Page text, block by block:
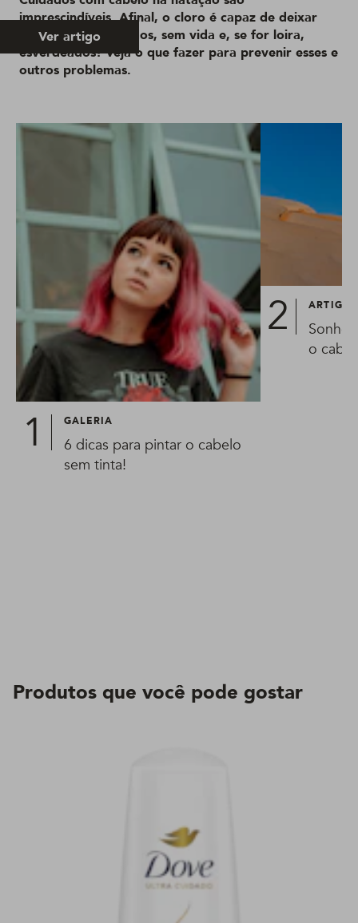
imprescindíveis. Afinal, o cloro é capaz de deixar
seus fios desidratados, sem vida e, se for loira,
esverdeados! Veja o que fazer para prevenir esses e
outros problemas.
Ver artigo
GALERIA
6 dicas para pintar o cabelo
sem tinta!
ARTIGO
o
Produtos que você pode gostar